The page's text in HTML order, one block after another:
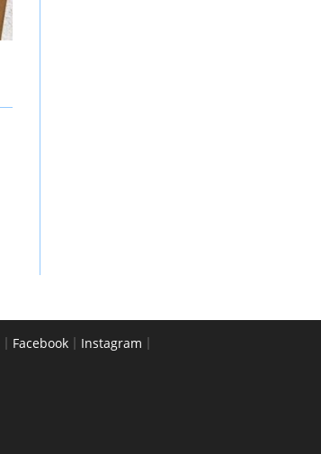
｜ Facebook ｜ Instagram ｜